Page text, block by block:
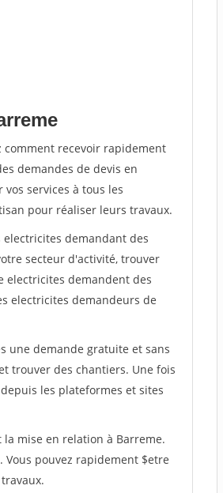
comment recevoir rapidement
demandes de devis en
services à tous les
pour réaliser leurs travaux.
demandant des
secteur d'activité, trouver
electricites demandent des
electricites demandeurs de
une demande gratuite et sans
trouver des chantiers. Une fois
les plateformes et sites
mise en relation à Barreme.
pouvez rapidement $etre